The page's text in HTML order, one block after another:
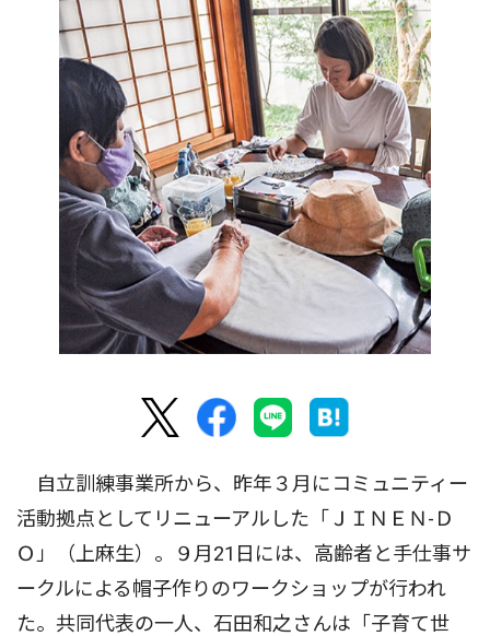
自立訓練事業所から、昨年３月にコミュニティー
活動拠点としてリニューアルした「ＪＩＮＥＮ-Ｄ
Ｏ」（上麻生）。９月21日には、高齢者と手仕事サ
ークルによる帽子作りのワークショップが行われ
た。共同代表の一人、石田和之さんは「子育て世